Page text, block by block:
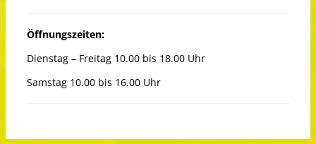
Öffnungszeiten:
Dienstag – Freitag 10.00 bis 18.00 Uhr
Samstag 10.00 bis 16.00 Uhr